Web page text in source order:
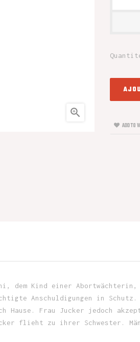

ADD TO
dem Kind einer
Anschuldigungen in
Hause. Frau Jucker jedoch
flieht zu ihrer Schwester.